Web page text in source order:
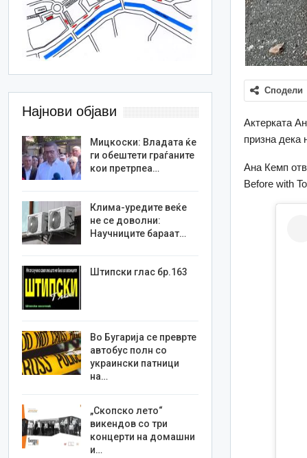
Сподели
Актерката
призна дека
Ана Кемп
Before with
Најнови објави
Мицкоски: Владата ќе
ги обештети граѓаните
кои претрпеа…
Клима-уредите веќе
не се доволни:
Научниците бараат…
Штипски глас бр.163
Во Бугарија се преврте
автобус полн со
украински патници
на…
„Скопско лето“
викендов со три
концерти на домашни
и…